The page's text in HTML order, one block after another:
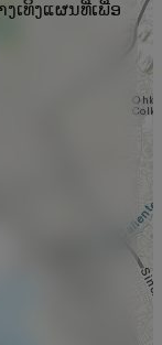
ເທິງແຜນທີ່ເພື່ອ